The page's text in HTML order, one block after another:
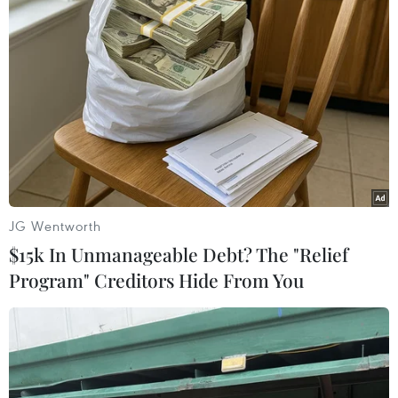
(TTXVN/Vietnam+)
#Bình Định #Mưa lớn #Ngập lụt
#học sinh nghỉ học
#Lũ quét
#Sạt lở #Ngập úng
#nước lũ
Bình Định
Gia Lai
JG Wentworth
$15k In Unmanageable Debt? The "Relief
Program" Creditors Hide From You